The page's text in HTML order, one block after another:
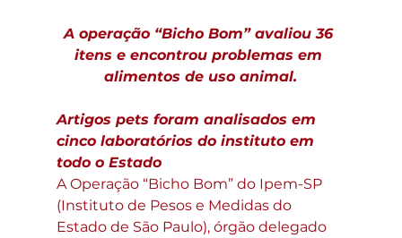
A operação “Bicho Bom” avaliou 36
itens e encontrou problemas em
alimentos de uso animal.
Artigos pets foram analisados em
cinco laboratórios do instituto em
todo o Estado
A Operação “Bicho Bom” do Ipem-SP
(Instituto de Pesos e Medidas do
Estado de São Paulo), órgão delegado